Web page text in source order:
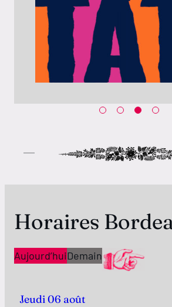
Horaires
Aujourd’huiDemain
Jeudi 06 août